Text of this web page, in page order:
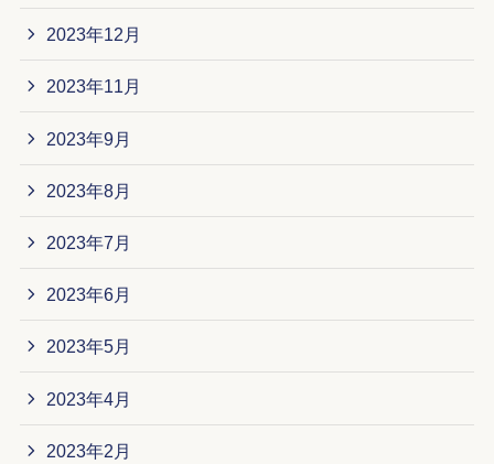
2023年12月
2023年11月
2023年9月
2023年8月
2023年7月
2023年6月
2023年5月
2023年4月
2023年2月